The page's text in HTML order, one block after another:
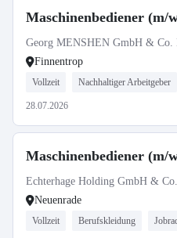
Maschinenbediener (m/
Georg MENSHEN GmbH & Co.
Finnentrop
Vollzeit Nachhaltiger Arbeitgeber
28.07.2026
Maschinenbediener (m/
Echterhage Holding GmbH &
Neuenrade
Vollzeit Berufskleidung